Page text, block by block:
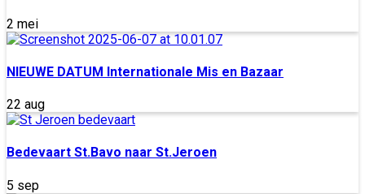
2 mei
NIEUWE DATUM Internationale Mis en Bazaar
22 aug
Bedevaart St.Bavo naar St.Jeroen
5 sep